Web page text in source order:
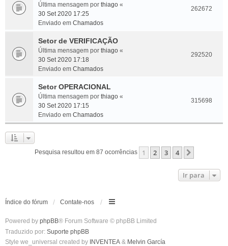
Última mensagem por thiago «
30 Set 2020 17:25
Enviado em Chamados
262672
Setor de VERIFICAÇÃO
Última mensagem por thiago «
30 Set 2020 17:18
Enviado em Chamados
292520
Setor OPERACIONAL
Última mensagem por thiago «
30 Set 2020 17:15
Enviado em Chamados
315698
Pesquisa resultou em 87 ocorrências 1 2 3 4
Ir para
Índice do fórum Contate-nos
Powered by phpBB® Forum Software © phpBB Limited
Traduzido por: Suporte phpBB
Style we_universal created by INVENTEA & Melvin García